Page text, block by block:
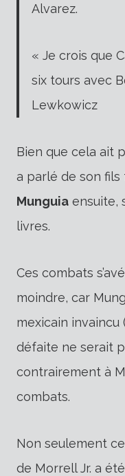
Alvarez.
« Je crois que
six tours avec
Lewkowicz
Bien que cela ait
a parlé de son fils
Munguia ensuite,
livres.
Ces combats
moindre, car
mexicain invaincu
défaite ne serait
contrairement à
combats.
Non seulement
de Morrell Jr. a